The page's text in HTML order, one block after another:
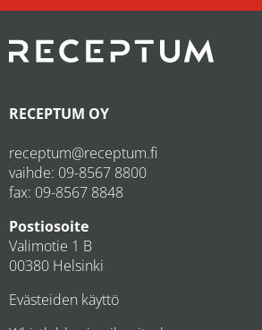
RECEPTUM OY
receptum@receptum.fi
vaihde: 09-8567 8800
fax: 09-8567 8848
Postiosoite
Valimotie 1 B
00380 Helsinki
Evästeiden käyttö